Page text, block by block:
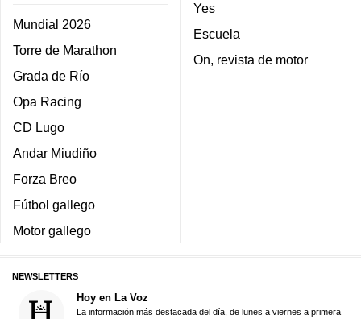
Mundial 2026
Torre de Marathon
Grada de Río
Opa Racing
CD Lugo
Andar Miudiño
Forza Breo
Fútbol gallego
Motor gallego
Yes
Escuela
On, revista de motor
NEWSLETTERS
Hoy en La Voz
La información más destacada del día, de lunes a viernes a primera